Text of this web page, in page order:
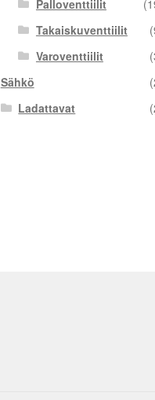
Palloventtiilit
Takaiskuventtiilit
Varoventtiilit
Sähkö
Ladattavat